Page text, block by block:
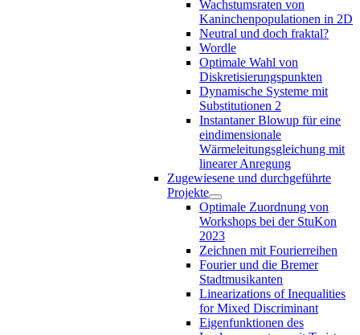
Wachstumsraten von
Kaninchenpopulationen in 2D
Neutral und doch fraktal?
Wordle
Optimale Wahl von
Diskretisierungspunkten
Dynamische Systeme mit
Substitutionen 2
Instantaner Blowup für eine
eindimensionale
Wärmeleitungsgleichung mit
linearer Anregung
Zugewiesene und durchgeführte
Projekte
Optimale Zuordnung von
Workshops bei der StuKon
2023
Zeichnen mit Fourierreihen
Fourier und die Bremer
Stadtmusikanten
Linearizations of Inequalities
for Mixed Discriminant
Eigenfunktionen des